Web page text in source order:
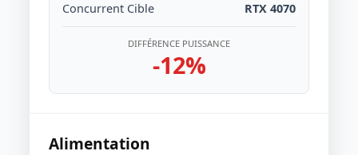
Concurrent Cible
RTX 4070
DIFFÉRENCE PUISSANCE
-12%
Alimentation